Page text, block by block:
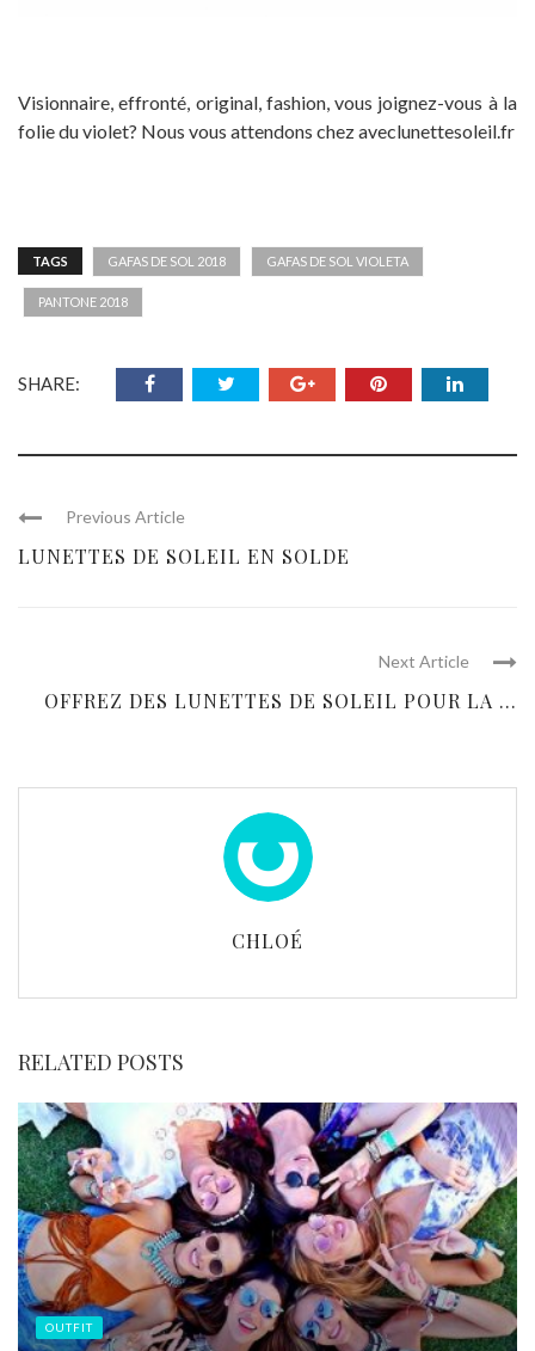
Visionnaire, effronté, original, fashion, vous joignez-vous à la
folie du violet? Nous vous attendons chez aveclunettesoleil.fr
TAGS GAFAS DE SOL 2018 GAFAS DE SOL VIOLETA
PANTONE 2018
SHARE:
Previous Article
LUNETTES DE SOLEIL EN SOLDE
Next Article
OFFREZ DES LUNETTES DE SOLEIL POUR LA ...
CHLOÉ
RELATED POSTS
OUTFIT